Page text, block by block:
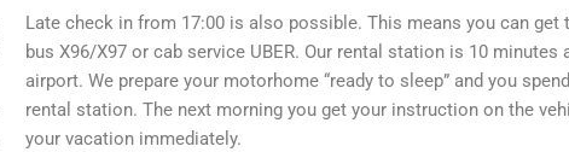
Late check in from 17:00 is also possible. This means you can get
bus X96/X97 or cab service UBER. Our rental station is 10 minutes
airport. We prepare your motorhome “ready to sleep” and you
rental station. The next morning you get your instruction on the
your vacation immediately.